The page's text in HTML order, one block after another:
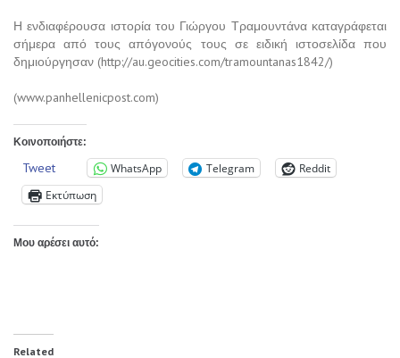
Η ενδιαφέρουσα ιστορία του Γιώργου Τραμουντάνα καταγράφεται
σήμερα από τους απόγονούς τους σε ειδική ιστοσελίδα που
δημιούργησαν (http://au.geocities.com/tramountanas1842/)
(www.panhellenicpost.com)
Κοινοποιήστε:
Tweet WhatsApp Telegram
Reddit
Εκτύπωση
Μου αρέσει αυτό:
Related